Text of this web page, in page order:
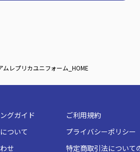
レプリカユニフォーム_HOME
グガイド
ついて
せ
ご利用規約
プライバシーポリシー
特定商取引法について